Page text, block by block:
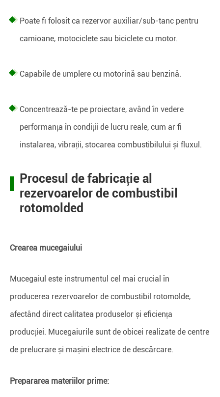
Poate fi folosit ca rezervor auxiliar/sub-tanc pentru
camioane, motociclete sau biciclete cu motor.
Capabile de umplere cu motorină sau benzină.
Concentrează-te pe proiectare, având în vedere
performanța în condiții de lucru reale, cum ar fi
instalarea, vibrații, stocarea combustibilului și fluxul.
Procesul de fabricație al
rezervoarelor de combustibil
rotomolded
Crearea mucegaiului
Mucegaiul este instrumentul cel mai crucial în
producerea rezervoarelor de combustibil rotomolde,
afectând direct calitatea produselor și eficiența
producției. Mucegaiurile sunt de obicei realizate de centre
de prelucrare și mașini electrice de descărcare.
Prepararea materiilor prime: